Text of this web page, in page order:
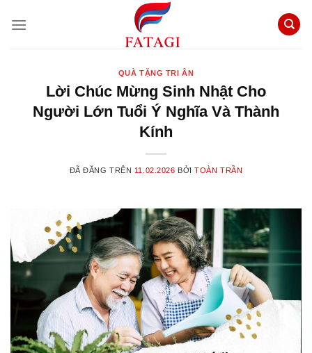
đến
QUÀ TẶNG TRI ÂN
Lời Chúc Mừng Sinh Nhật Cho
Người Lớn Tuổi Ý Nghĩa Và Thành
Kính
ĐÃ ĐĂNG TRÊN 11.02.2026 BỞITOÀN TRẦN